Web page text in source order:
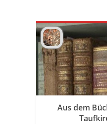
Aus dem